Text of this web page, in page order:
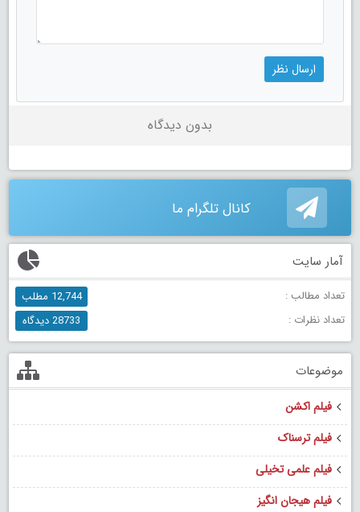
بدون دیدگاه
کانال تلگرام ما
آمار سایت
تعداد مطالب :
12,744 مطلب
تعداد نظرات :
28733 دیدگاه
موضوعات
فیلم اکشن
فیلم ترسناک
فیلم علمی تخیلی
فیلم هیجان انگیز